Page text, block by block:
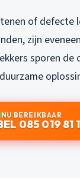
of defecte
zijn
sporen de
NU BEREIKBAAR
085 019 81